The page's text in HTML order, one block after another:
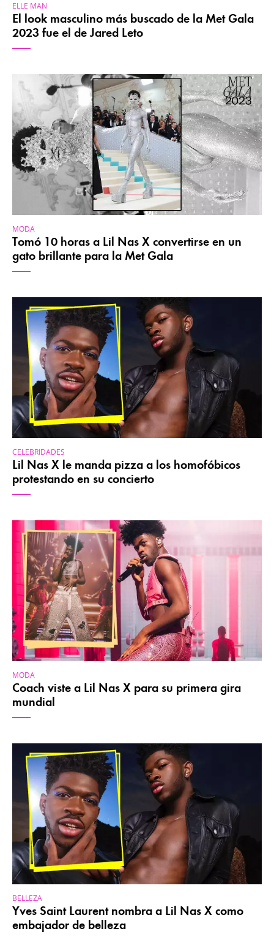
ELLE MAN
El look masculino más buscado de la Met Gala
2023 fue el de Jared Leto
MODA
Tomó 10 horas a Lil Nas X convertirse en un
gato brillante para la Met Gala
CELEBRIDADES
Lil Nas X le manda pizza a los homofóbicos
protestando en su concierto
MODA
Coach viste a Lil Nas X para su primera gira
mundial
BELLEZA
Yves Saint Laurent nombra a Lil Nas X como
embajador de belleza